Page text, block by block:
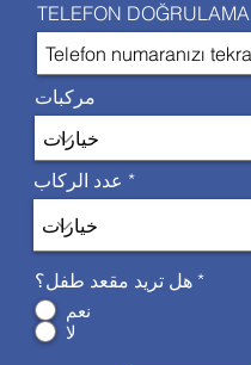
TELEFON DOĞRULAMA
مركبات
عدد الركاب
هل تريد مقعد طفل؟ *
نعم
لا